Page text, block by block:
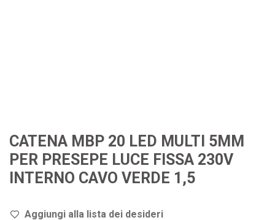
CATENA MBP 20 LED MULTI 5MM
PER PRESEPE LUCE FISSA 230V
INTERNO CAVO VERDE 1,5
Aggiungi alla lista dei desideri